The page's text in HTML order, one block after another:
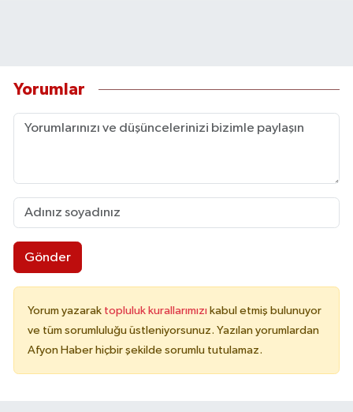
Yorumlar
Gönder
Yorum yazarak topluluk kurallarımızı kabul etmiş bulunuyor
ve tüm sorumluluğu üstleniyorsunuz. Yazılan yorumlardan
Afyon Haber hiçbir şekilde sorumlu tutulamaz.